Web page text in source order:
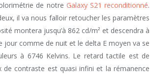
de notre Galaxy S21 reconditionné.
il va nous falloir retoucher les paramètres
montera jusqu’à 862 cd/m² et descendra à
jour comme de nuit et le delta E moyen va se
à 6746 Kelvins. Le retard tactile est de
de contraste est quasi infini et la rémanence